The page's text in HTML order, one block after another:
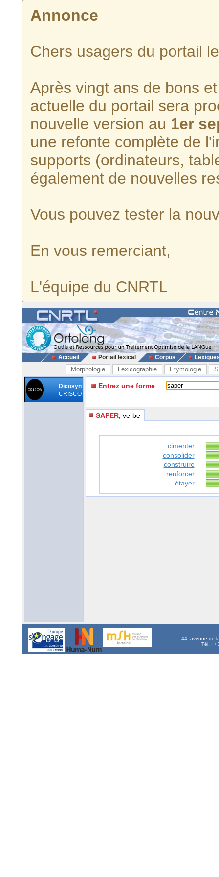
Annonce
Chers usagers du portail
Après vingt ans de bons
actuelle du portail sera
nouvelle version au 1er
une refonte complète de
supports (ordinateurs,
également de nouvelles
Vous pouvez tester la
En vous remerciant,
L'équipe du CNRTL
Accueil Portail lexical Corpus
Morphologie Lexicographie Etymologie
Dicosyn
CRISCO
Entrez une forme
SAPER , verbe
cimenter
consolider
construire
renforcer
étayer
44, avenue de
Tél. :